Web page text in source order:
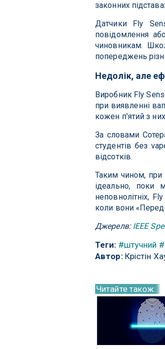
законних
Датчики Fly
повідомлення
чиновникам.
попереджень
Недолік, але
Виробник Fly
при виявленні
кожен п'ятий з
За словами
студентів без
відсотків.
Таким чином, при
ідеально, поки
неповнолітніх,
коли вони
Джерелв: IEEE
Теги: #штучний
Автор:Крістін
Читайте також: